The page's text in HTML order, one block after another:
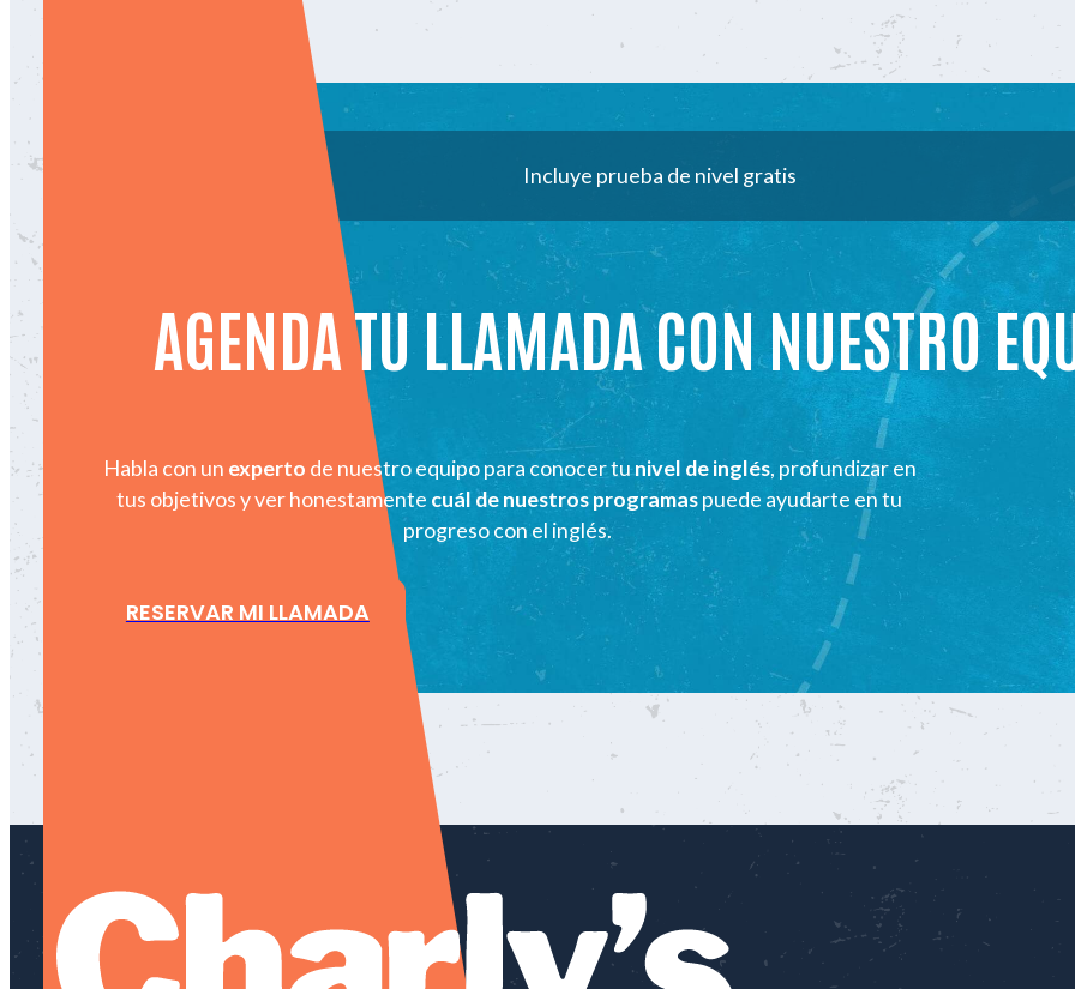
Incluye prueba de nivel gratis
AGENDA TU LLAMADA CON NUESTRO
Habla con un experto de nuestro equipo para conocer tunivel de inglés, profundizar en
tus objetivos y ver honestamente cuál de nuestros programaspuede ayudarte en tu
progreso con el inglés.
RESERVAR MI LLAMADA